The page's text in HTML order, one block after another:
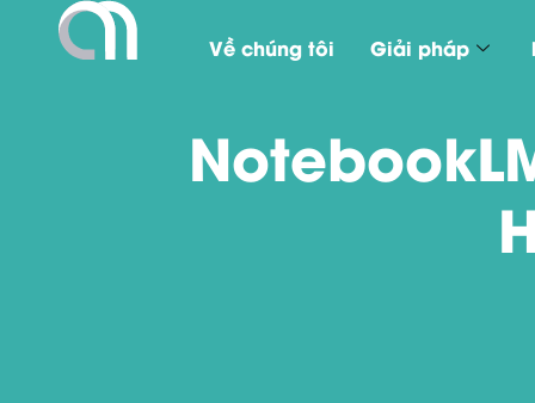
Về chúng tôi Giải pháp